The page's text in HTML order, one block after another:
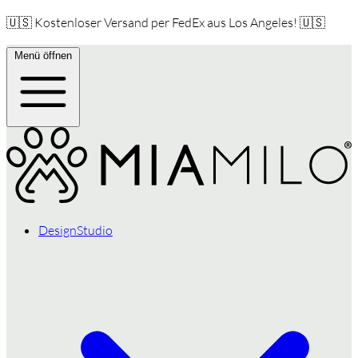
🇺🇸 Kostenloser Versand per FedEx aus Los Angeles! 🇺🇸
Menü öffnen
DesignStudio